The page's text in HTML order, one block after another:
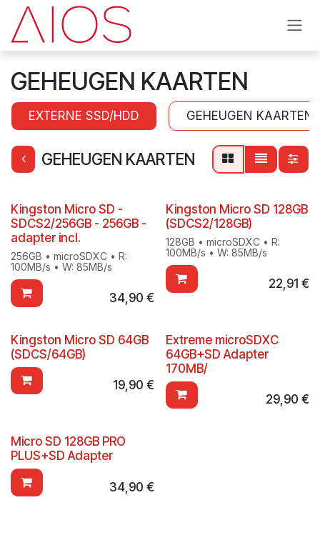
Se rendre au contenu
GEHEUGEN KAARTEN
EXTERNE SSD/HDD GEHEUGEN KAARTEN
GEHEUGEN KAARTEN
Kingston Micro SD -
SDCS2/256GB - 256GB -
adapter incl.
256GB • microSDXC • R:
100MB/s • W: 85MB/s
34,90 €
Kingston Micro SD 128GB
(SDCS2/128GB)
128GB • microSDXC • R:
100MB/s • W: 85MB/s
22,91 €
Kingston Micro SD 64GB
(SDCS/64GB)
19,90 €
Extreme microSDXC
64GB+SD Adapter
170MB/
29,90 €
Micro SD 128GB PRO
PLUS+SD Adapter
34,90 €